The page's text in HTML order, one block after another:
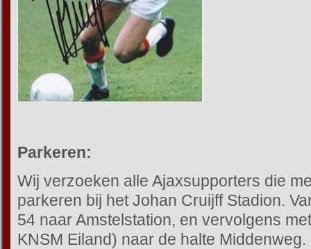
Parkeren:
Wij verzoeken alle Ajaxsupporters die
parkeren bij het Johan Cruijff Stadion.
54 naar Amstelstation, en vervolgens
KNSM Eiland) naar de halte Middenweg.